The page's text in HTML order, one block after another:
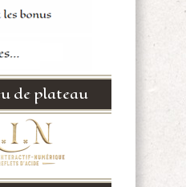
de plateau